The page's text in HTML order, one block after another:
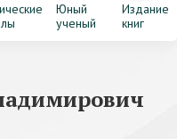
Юный
ученый
Издание
книг